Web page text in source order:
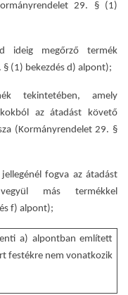
29. § (1)
ideig megőrző termék
(1) bekezdés d) alpont);
tekintetében, amely
az átadást követő
(Kormányrendelet 29. §
fogva az átadást
más termékkel
f) alpont);
a) alpontban említett
festékre nem vonatkozik